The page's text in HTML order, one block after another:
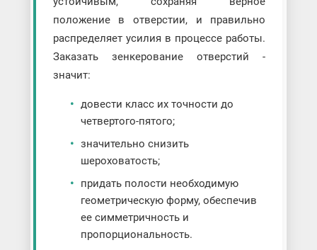
положение в отверстии, и правильно
распределяет усилия в процессе работы.
Заказать зенкерование отверстий -
значит:
довести класс их точности до
четвертого-пятого;
значительно снизить
шероховатость;
придать полости необходимую
геометрическую форму, обеспечив
ее симметричность и
пропорциональность.